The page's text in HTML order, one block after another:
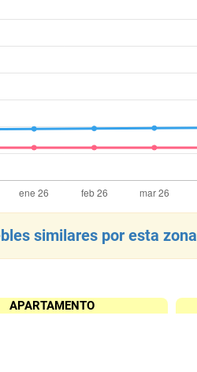
similares por esta zona
APARTAMENTO